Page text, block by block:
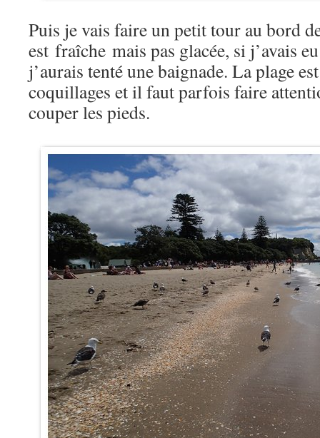
Puis je vais faire un petit tour au bord
est fraîche mais pas glacée, si j’avais
j’aurais tenté une baignade. La plage
coquillages et il faut parfois faire
couper les pieds.